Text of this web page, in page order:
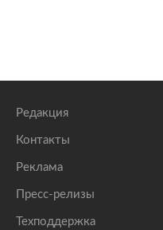
Редакция
Контакты
Реклама
Пресс-релизы
Техподдержка